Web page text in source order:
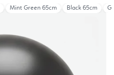
Mint Green 65cm Black 65cm